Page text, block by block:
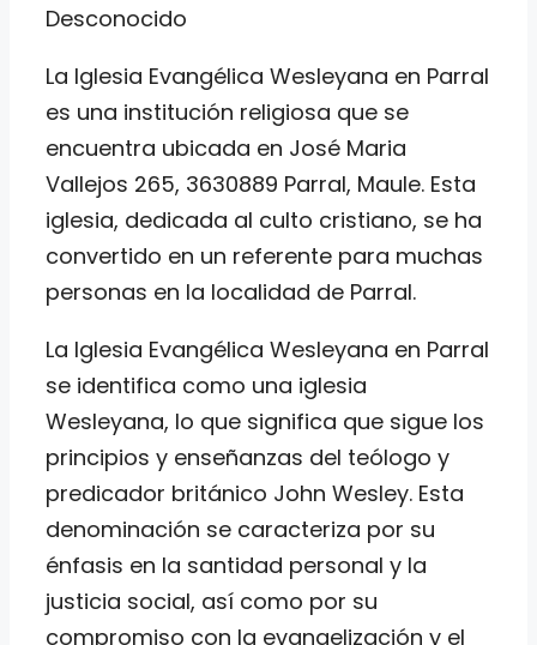
Desconocido
La Iglesia Evangélica Wesleyana en Parral
es una institución religiosa que se
encuentra ubicada en José Maria
Vallejos 265, 3630889 Parral, Maule. Esta
iglesia, dedicada al culto cristiano, se ha
convertido en un referente para muchas
personas en la localidad de Parral.
La Iglesia Evangélica Wesleyana en Parral
se identifica como una iglesia
Wesleyana, lo que significa que sigue los
principios y enseñanzas del teólogo y
predicador británico John Wesley. Esta
denominación se caracteriza por su
énfasis en la santidad personal y la
justicia social, así como por su
compromiso con la evangelización y el